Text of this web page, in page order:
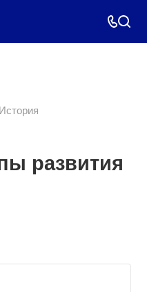
История
развития